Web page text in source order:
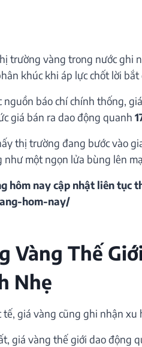
trường vàng trong nước ghi
khúc khi áp lực chốt lời
nguồn báo chí chính thống,
giá bán ra dao động quanh
thị trường đang bước vào
một ngọn lửa bùng lên
hôm nay cập nhật liên tục
hom-nay/
Vàng Thế
Nhẹ
giá vàng cũng ghi nhận
giá vàng thế giới dao động